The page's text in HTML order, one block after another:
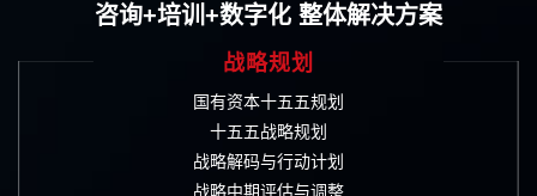
咨询+培训+数字化 整体解决方案
战略规划
国有资本十五五规划
十五五战略规划
战略解码与行动计划
战略中期评估与调整